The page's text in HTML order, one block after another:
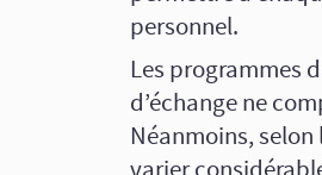
personnel.
Les programmes
d’échange ne
Néanmoins,